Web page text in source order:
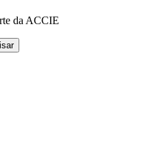
da ACCIE